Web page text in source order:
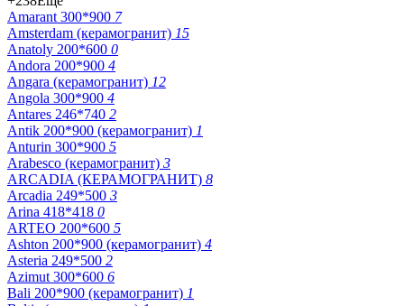
Amarant 300*900 7
Amsterdam (керамогранит) 15
Anatoly 200*600 0
Andora 200*900 4
Angara (керамогранит) 12
Angola 300*900 4
Antares 246*740 2
Antik 200*900 (керамогранит) 1
Anturin 300*900 5
Arabesco (керамогранит) 3
ARCADIA (КЕРАМОГРАНИТ) 8
Arcadia 249*500 3
Arina 418*418 0
ARTEO 200*600 5
Ashton 200*900 (керамогранит) 4
Asteria 249*500 2
Azimut 300*600 6
Bali 200*900 (керамогранит) 1